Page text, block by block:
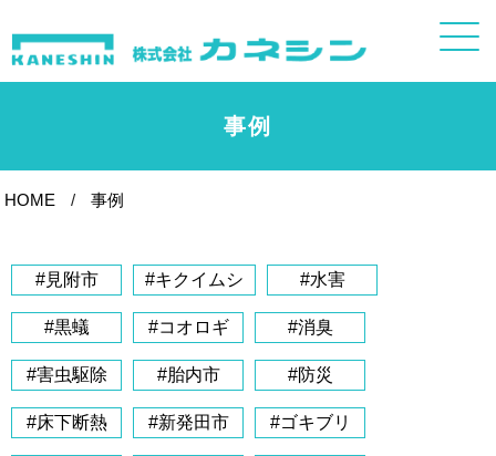
事例
HOME 事例
#見附市 #キクイムシ #水害
#黒蟻 #コオロギ #消臭
#害虫駆除 #胎内市 #防災
#床下断熱 #新発田市 #ゴキブリ